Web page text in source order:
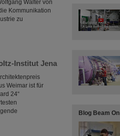
Walter von
Kommunikation
zu
Institut Jena
Weimar ist für
24“
Blog Beam On